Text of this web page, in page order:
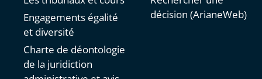
Engagements égalité
et diversité
Charte de déontologie
de la juridiction
décision (ArianeWeb)